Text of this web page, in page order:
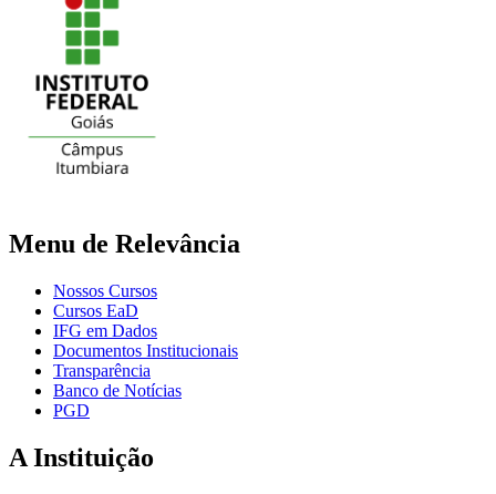
Menu de Relevância
Nossos Cursos
Cursos EaD
IFG em Dados
Documentos Institucionais
Transparência
Banco de Notícias
PGD
A Instituição